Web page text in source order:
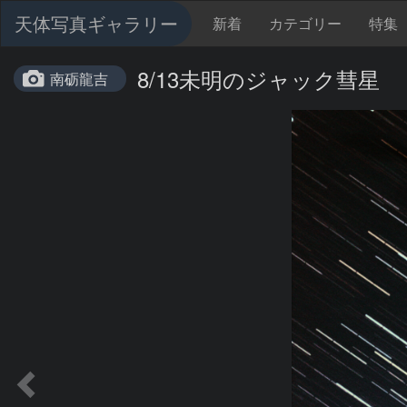
天体写真ギャラリー 新着 カテゴリー 特集
南砺龍吉 8/13未明のジャック彗星